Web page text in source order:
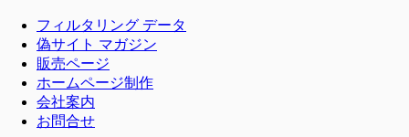
フィルタリング データ
偽サイト マガジン
販売ページ
ホームページ制作
会社案内
お問合せ